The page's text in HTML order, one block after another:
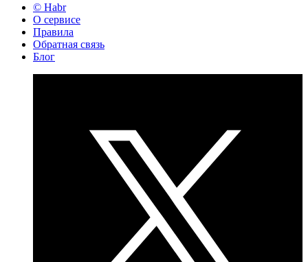
© Habr
О сервисе
Правила
Обратная связь
Блог